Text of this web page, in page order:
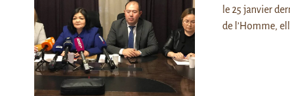
le 25 janvier
de l’Homme,